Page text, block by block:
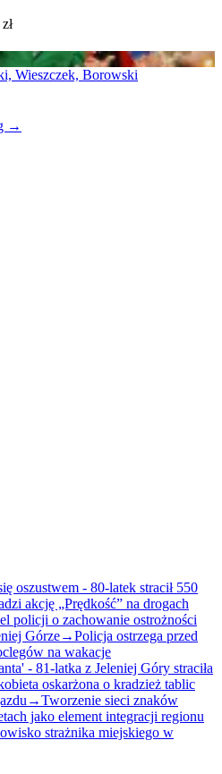
Wieszczek, Borowski
→
oszustwem - 80-latek stracił 550
akcję „Prędkość” na drogach
policji o zachowanie ostrożności
Górze→Policja ostrzega przed
na wakacje
- 81-latka z Jeleniej Góry straciła
oskarżona o kradzież tablic
→Tworzenie sieci znaków
jako element integracji regionu
strażnika miejskiego w